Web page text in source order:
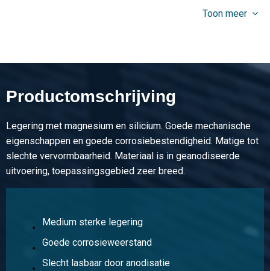
Bruto prijs
Artikelnummer
2810-0643-50202
Omschrijving
Aluminium EN AW-6060 T66 hoek 50x20x2 a 6 mtr 15 Mu
geanodiseerd
Bruto prijs
Selecteer
Artikelnummer
Toon meer
Productomschrijving
Legering met magnesium en silicium. Goede mechanische
eigenschappen en goede corrosiebestendigheid. Matige tot
slechte vervormbaarheid. Materiaal is in geanodiseerde
uitvoering, toepassingsgebied zeer breed.
Medium sterke legering
Goede corrosieweerstand
Slecht lasbaar door anodisatie